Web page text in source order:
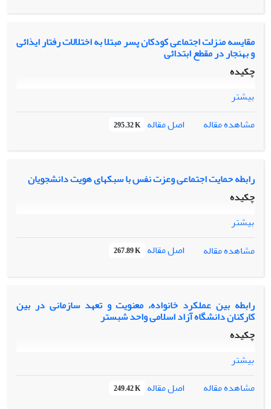
مقایسه منزلت اجتماعی کودکان پسر مبتلا به اختلالات رفتار ایذائی
و بهنجار در مقطع ابتدائی
چکیده
بیشتر
مشاهده مقاله
اصل مقاله 295.32 K
رابطه حمایت اجتماعی وعزت نفس با سبکهای هویت دانشجویان
چکیده
بیشتر
مشاهده مقاله
اصل مقاله 267.89 K
رابطه بین عملکرد خانواده، معنویت و تعهد سازمانی در بین
کارکنان دانشگاه آزاد اسلامی واحد شبستر
چکیده
بیشتر
مشاهده مقاله
اصل مقاله 249.42 K